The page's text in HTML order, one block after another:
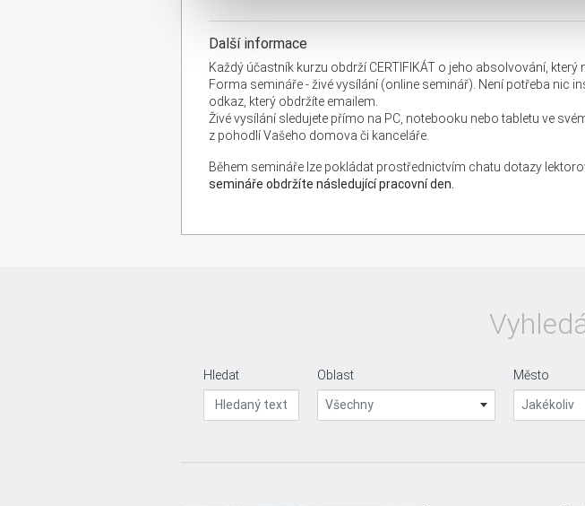
Další informace
Každý účastník kurzu obdrží CERTIFIKÁT o jeho absolvování,
Forma semináře - živé vysílání (online seminář). Není potřeba nic
odkaz, který obdržíte emailem.
Živé vysílání sledujete přímo na PC, notebooku nebo tabletu ve
z pohodlí Vašeho domova či kanceláře.
Během semináře lze pokládat prostřednictvím chatu dotazy
semináře obdržíte následující pracovní den.
Hledat Oblast
Všechny
Město
Jakékoliv